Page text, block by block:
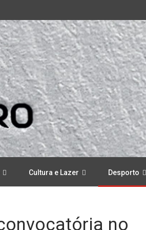
Cultura e Lazer Desporto
no